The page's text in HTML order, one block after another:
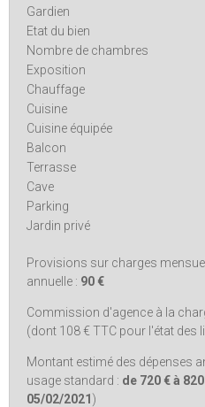
Gardien
Etat du bien
Nombre de chambres
Exposition
Chauffage
Cuisine
Cuisine équipée
Balcon
Terrasse
Cave
Parking
Jardin privé
Provisions sur charges
annuelle : 90 €
Commission d'agence à la
(dont 108 € TTC pour l'état des
Montant estimé des dépenses
usage standard : de 720 €à
05/02/2021 )